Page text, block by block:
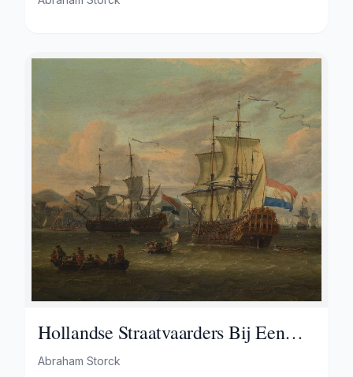
Hollandse Straatvaarders Bij Een
Haven Aan De Middellandse Zee-
Abraham Storck